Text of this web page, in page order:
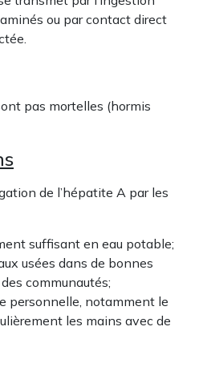
ou par contact direct
pas mortelles (hormis
de l’hépatite A par les
suffisant en eau potable;
usées dans de bonnes
communautés;
personnelle, notamment le
les mains avec de